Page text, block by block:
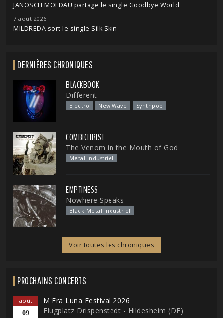
JANOSCH MOLDAU partage le single Goodbye World
7 août 2026
MILDREDA sort le single Silk Skin
DERNIÈRES CHRONIQUES
BLACKBOOK
Different
Electro New Wave Synthpop
COMBICHRIST
The Venom in the Mouth of God
Metal Industriel
EMPTINESS
Nowhere Speaks
Black Metal Industriel
Voir toutes les chroniques
PROCHAINS CONCERTS
août
09
M'Era Luna Festival 2026
Flugplatz Drispenstedt - Hildesheim (DE)